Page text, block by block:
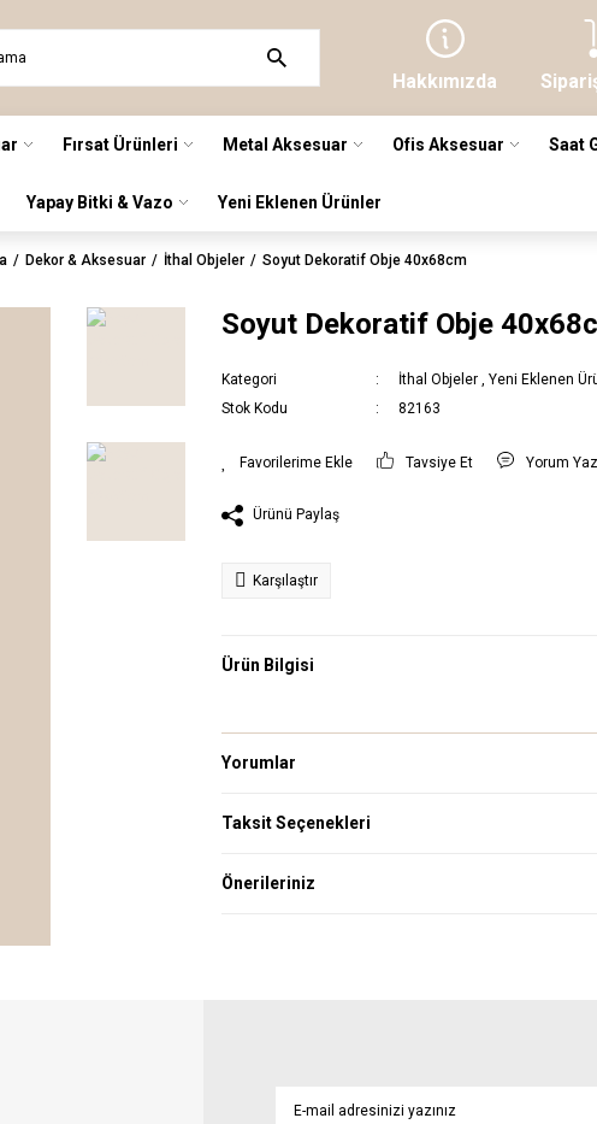
Hakkımızda
Fırsat Ürünleri Metal Aksesuar Ofis Aksesuar Saat
Yapay Bitki & Vazo Yeni Eklenen Ürünler
Dekor & Aksesuar İthal Objeler Soyut Dekoratif Obje 40x68cm
Soyut Dekoratif Obje
Kategori İthal Objeler ,Yeni Eklenen
Stok Kodu
82163
Tavsiye Et Yorum Yaz
Ürünü Paylaş
Karşılaştır
Ürün Bilgisi
Yorumlar
Taksit Seçenekleri
Önerileriniz